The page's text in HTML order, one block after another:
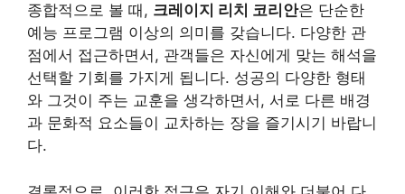
종합적으로 볼 때, 크레이지 리치 코리안은 단순한
예능 프로그램 이상의 의미를 갖습니다. 다양한 관
점에서 접근하면서, 관객들은 자신에게 맞는 해석을
선택할 기회를 가지게 됩니다. 성공의 다양한 형태
와 그것이 주는 교훈을 생각하면서, 서로 다른 배경
과 문화적 요소들이 교차하는 장을 즐기시기 바랍니
다.